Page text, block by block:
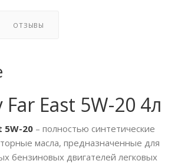
ОТЗЫВЫ
Far East 5W-20 4л
5W-20 – полностью синтетические
масла, предназначенные для
бензиновых двигателей легковых